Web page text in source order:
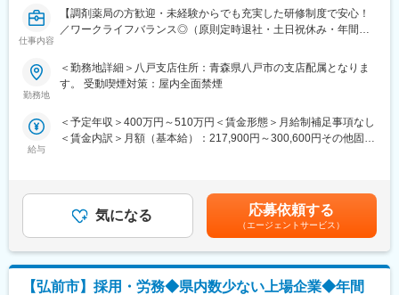
変更の範囲：会社の定める業務
原則定時退社・土日祝休みに加えて年間休日125日とプライベー
トと仕事の両立がしやすい環境です。
事業所には10名前後のスタッフが在籍しており、和やかな雰囲気
で腰を据えて働ける環境です。基本的に1拠点につき薬剤師1名の
当社は、医薬品卸業界最大手として、1000社を超える国内外メー
カー と取引しており、製品ラインナップは15万種に及びます。
当社は、総合商社を除く国内の卸売業としては初の３兆円台の売
上規模を誇る国内最大の医薬品卸企業です。
医師の処方が必要な医療用医薬品だけでなく、医療機器・医療材
料・臨床検査試薬など、診断、検査、治療、投薬にまで幅広く医
療に関わる商品を1,000社以上のメーカーから仕入れ、病院・診療
所や調剤薬局など全国約10万軒もの医療機関に販売・納品してい
ます。
仕事内容
【調剤薬局の方歓迎・未経験からでも充実した研修制度で安心！
／ワークライフバランス◎（原則定時退社・土日祝休み・年間休
■職務内容
通して手厚くフォローしますのでご安心ください！
・取引先へのDI問合せ対応（製造販売後の安全管理業務）
・営業担当者（MS）への薬事研修 等
■働き方
残業は月平均2時間程と、ほとんど定時で終業することが可能で
す。
勤務地
＜勤務地詳細＞八戸支店住所：青森県八戸市の支店配属となりま
す。 受動喫煙対策：屋内全面禁煙
給与
＜予定年収＞400万円～510万円＜賃金形態＞月給制補足事項なし
＜賃金内訳＞月額（基本給）：217,900円～300,600円その他固定
与：年2回賃金はあくまでも目安の金額であり、選考を通じて上下
する可能性があります。月給(月額)は固定手当を含めた表記です。
気になる 応募依頼する
（エージェントサービス）
【弘前市】採用・労務◆県内数少ない上場企業◆年間